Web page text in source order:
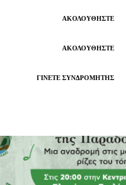
ΑΚΟΛΟΥΘΉΣΤΕ
ΑΚΟΛΟΥΘΉΣΤΕ
ΓΊΝΕΤΕ ΣΥΝΔΡΟΜΗΤΉΣ